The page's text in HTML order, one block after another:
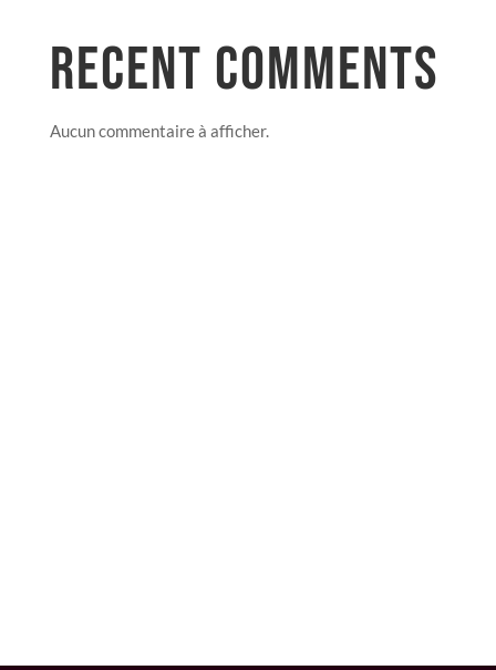
RECENT COMMENTS
Aucun commentaire à afficher.